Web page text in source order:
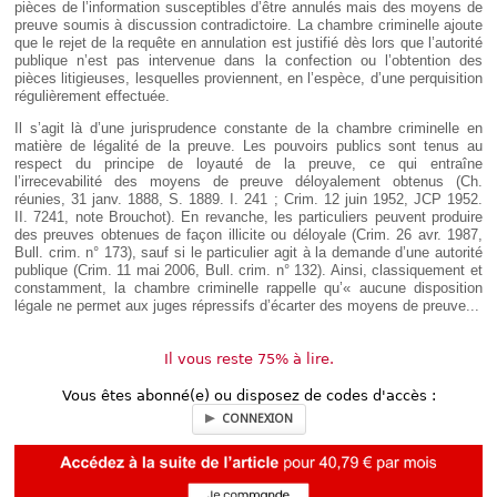
pièces de l’information susceptibles d’être annulés mais des moyens de
preuve soumis à discussion contradictoire. La chambre criminelle ajoute
que le rejet de la requête en annulation est justifié dès lors que l’autorité
publique n’est pas intervenue dans la confection ou l’obtention des
pièces litigieuses, lesquelles proviennent, en l’espèce, d’une perquisition
régulièrement effectuée.
Il s’agit là d’une jurisprudence constante de la chambre criminelle en
matière de légalité de la preuve. Les pouvoirs publics sont tenus au
respect du principe de loyauté de la preuve, ce qui entraîne
l’irrecevabilité des moyens de preuve déloyalement obtenus (Ch.
réunies, 31 janv. 1888, S. 1889. I. 241 ; Crim. 12 juin 1952, JCP 1952.
II. 7241, note Brouchot). En revanche, les particuliers peuvent produire
des preuves obtenues de façon illicite ou déloyale (Crim. 26 avr. 1987,
Bull. crim. n° 173), sauf si le particulier agit à la demande d’une autorité
publique (Crim. 11 mai 2006, Bull. crim. n° 132). Ainsi, classiquement et
constamment, la chambre criminelle rappelle qu’« aucune disposition
légale ne permet aux juges répressifs d’écarter des moyens de preuve...
Il vous reste 75% à lire.
Vous êtes abonné(e) ou disposez de codes d'accès :
CONNEXION